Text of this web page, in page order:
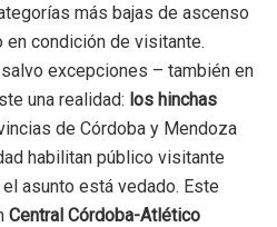
más bajas de ascenso
condición de visitante.
excepciones – también en
una realidad: los hinchas
de Córdoba y Mendoza
habilitan público visitante
asunto está vedado. Este
Central Córdoba-Atlético